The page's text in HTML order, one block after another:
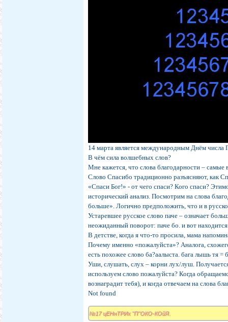
14 марта является международным Днём числа
В чём сила волшебных слов?
Мне кажется, что слова благодарности –
Слово Спасибо традиционно разъясняют, как
«Спаси Бог!» - от чего спаси? Кого спаси?
исторический анализ. Посмотрим на слова
больше». Логично предположить, что и в
Устаревшее русское слово паче – означает
неожиданный поворот: паче бо. и вот
В детстве, когда я что-то просила, мама
Почему именно «пожалуйста»? Аналога,
есть похожее слово ба?аалыста. бага лышь тя
Уши, слушать, слух – корни лух/луш.
используем слово пожалуйста? Когда
вознаградит тебя), и когда отвечаем на слова
Not found
№17 цЕНнТРИк "П"ОКО-КОйЯ.